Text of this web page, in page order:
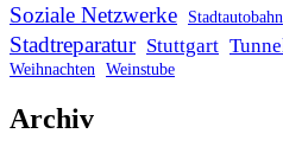
Soziale Netzwerke Stadtautobahn
Stadtreparatur Stuttgart
Weihnachten Weinstube
Archiv